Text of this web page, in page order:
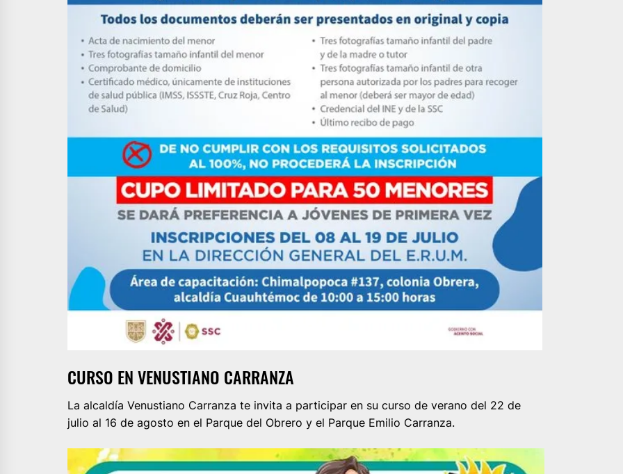
CURSO EN VENUSTIANO CARRANZA
La alcaldía Venustiano Carranza te invita a participar en su curso de verano del 22 de
julio al 16 de agosto en el Parque del Obrero y el Parque Emilio Carranza.